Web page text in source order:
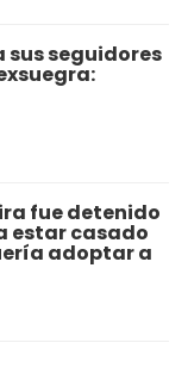
sus seguidores
fue detenido
estar casado
adoptar a